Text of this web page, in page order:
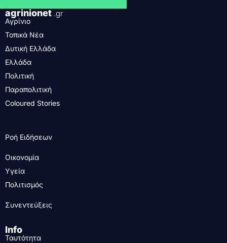
agrinionet .gr
Αγρίνιο
Τοπικά Νέα
Δυτική Ελλάδα
Ελλάδα
Πολιτική
Παραπολιτική
Coloured Stories
Ροή Ειδήσεων
Οικονομία
Υγεία
Πολιτισμός
Συνεντεύξεις
Info
Ταυτότητα